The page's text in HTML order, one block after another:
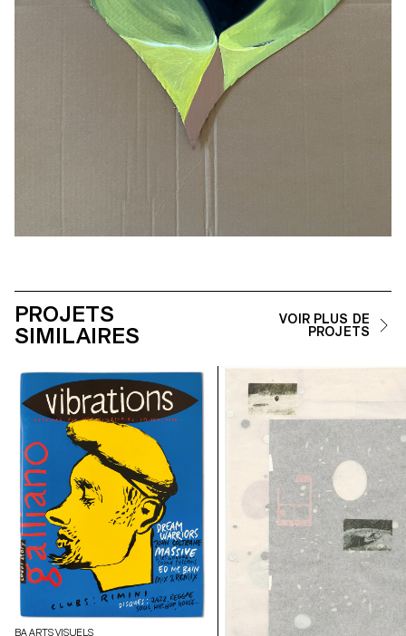
PROJETS
SIMILAIRES
VOIR PLUS DE
PROJETS
BA ARTS VISUELS